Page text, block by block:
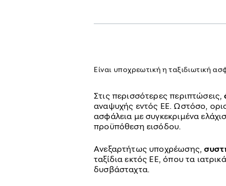
Είναι υποχρεωτική η ταξιδιωτική
Στις περισσότερες περιπτώσεις,
αναψυχής εντός ΕΕ. Ωστόσο,
ασφάλεια με συγκεκριμένα
προϋπόθεση εισόδου.
Ανεξαρτήτως υποχρέωσης,
ταξίδια εκτός ΕΕ, όπου τα
δυσβάσταχτα.